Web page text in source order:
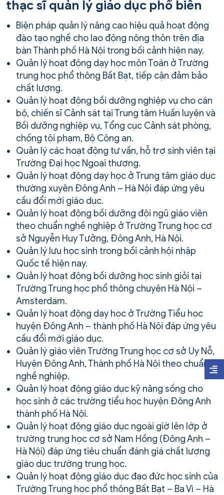
thạc sĩ quản lý giáo dục phổ biến
Biện pháp quản lý nâng cao hiệu quả hoạt động
đào tạo nghề cho lao động nông thôn trên địa
bàn Thành phố Hà Nội trong bối cảnh hiện nay.
Quản lý hoạt động dạy học môn Toán ở Trường
trung học phổ thông Bất Bạt, tiếp cận đảm bảo
chất lượng.
Quản lý hoạt động bồi dưỡng nghiệp vụ cho cán
bộ, chiến sĩ Cảnh sát tại Trung tâm Huấn luyện và
Bồi dưỡng nghiệp vụ, Tổng cục Cảnh sát phòng,
chống tội phạm, Bộ Công an.
Quản lý các hoạt động tư vấn, hỗ trợ sinh viên tại
Trường Đại học Ngoại thương.
Quản lý hoạt động dạy học ở Trung tâm giáo dục
thường xuyên Đông Anh – Hà Nội đáp ứng yêu
cầu đổi mới giáo dục.
Quản lý hoạt động bồi dưỡng đội ngũ giáo viên
theo chuẩn nghề nghiệp ở Trường Trung học cơ
sở Nguyễn Huy Tưởng, Đông Anh, Hà Nội.
Quản lý lưu học sinh trong bối cảnh hội nhập
Quốc tế hiện nay.
Quản lý hoạt động bồi dưỡng học sinh giỏi tại
Trường Trung học phổ thông chuyên Hà Nội –
Amsterdam.
Quản lý hoạt động dạy học ở Trường Tiểu học
huyện Đông Anh – thành phố Hà Nội đáp ứng yêu
cầu đổi mới giáo dục.
Quản lý giáo viên Trường Trung học cơ sở Uy Nỗ,
Huyện Đông Anh, Thành phố Hà Nội theo chuẩn
nghề nghiệp.
Quản lý hoạt động giáo dục kỹ năng sống cho
học sinh ở các trường tiểu học huyện Đông Anh
thành phố Hà Nội.
Quản lý hoạt động giáo dục ngoài giờ lên lớp ở
trường trung học cơ sở Nam Hồng (Đông Anh –
Hà Nội) đáp ứng tiêu chuẩn đánh giá chất lượng
giáo dục trường trung học.
Quản lý hoạt động giáo dục đạo đức học sinh của
Trường Trung học phổ thông Bất Bạt – Ba Vì – Hà